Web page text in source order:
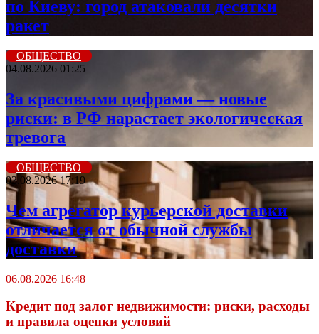
по Киеву: город атаковали десятки
ракет
ОБЩЕСТВО
04.08.2026 01:25
За красивыми цифрами — новые
риски: в РФ нарастает экологическая
тревога
ОБЩЕСТВО
03.08.2026 17:19
Чем агрегатор курьерской доставки
отличается от обычной службы
доставки
06.08.2026 16:48
Кредит под залог недвижимости: риски, расходы
и правила оценки условий